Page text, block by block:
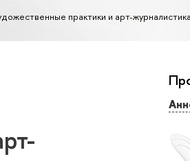
практики и арт-журналистика